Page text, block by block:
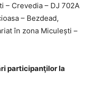
– Crevedia – DJ 702A
– Bezdead,
în zona Miculești –
participanţilor la